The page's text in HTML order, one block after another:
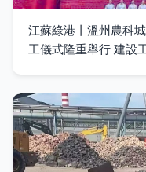
江蘇綠港丨溫州農科
工儀式隆重舉行 建設